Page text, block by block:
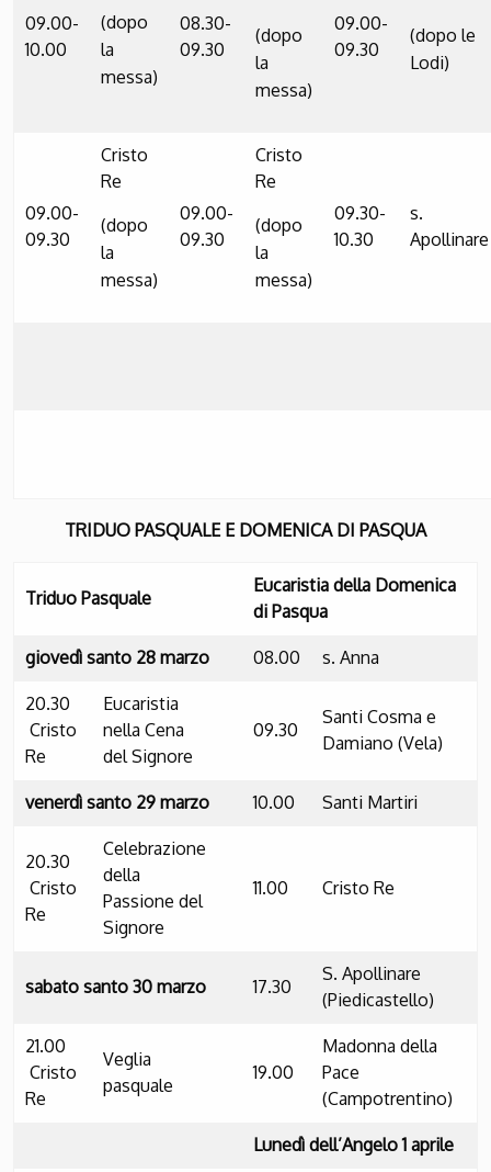
09.00-
10.00
(dopo
la
messa)
08.30-
09.30
(dopo
la
messa)
09.00-
09.30
(dopo le
Lodi)
09.00-
09.30
Cristo
Re
(dopo
la
messa)
09.00-
09.30
Cristo
Re
(dopo
la
messa)
09.30-
10.30
s.
Apollinare
TRIDUO PASQUALE E DOMENICA DI PASQUA
Triduo Pasquale
Eucaristia della Domenica
di Pasqua
giovedì santo 28 marzo 08.00 s. Anna
20.30
Cristo
Re
Eucaristia
nella Cena
del Signore
09.30
Santi Cosma e
Damiano (Vela)
venerdì santo 29 marzo 10.00 Santi Martiri
20.30
Cristo
Re
Celebrazione
della
Passione del
Signore
11.00 Cristo Re
sabato santo 30 marzo 17.30
S. Apollinare
(Piedicastello)
21.00
Cristo
Re
Veglia
pasquale
19.00
Madonna della
Pace
(Campotrentino)
Lunedì dell’Angelo 1 aprile